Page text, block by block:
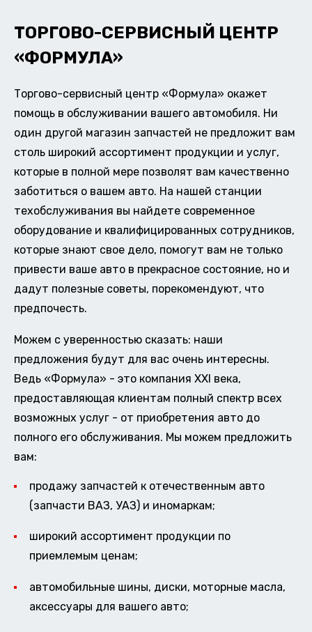
ТОРГОВО-СЕРВИСНЫЙ ЦЕНТР
«ФОРМУЛА»
Торгово-сервисный центр «Формула» окажет
помощь в обслуживании вашего автомобиля. Ни
один другой магазин запчастей не предложит вам
столь широкий ассортимент продукции и услуг,
которые в полной мере позволят вам качественно
заботиться о вашем авто. На нашей станции
техобслуживания вы найдете современное
оборудование и квалифицированных сотрудников,
которые знают свое дело, помогут вам не только
привести ваше авто в прекрасное состояние, но и
дадут полезные советы, порекомендуют, что
предпочесть.
Можем с уверенностью сказать: наши
предложения будут для вас очень интересны.
Ведь «Формула» - это компания XXI века,
предоставляющая клиентам полный спектр всех
возможных услуг - от приобретения авто до
полного его обслуживания. Мы можем предложить
вам:
продажу запчастей к отечественным авто
(запчасти ВАЗ, УАЗ) и иномаркам;
широкий ассортимент продукции по
приемлемым ценам;
автомобильные шины, диски, моторные масла,
аксессуары для вашего авто;